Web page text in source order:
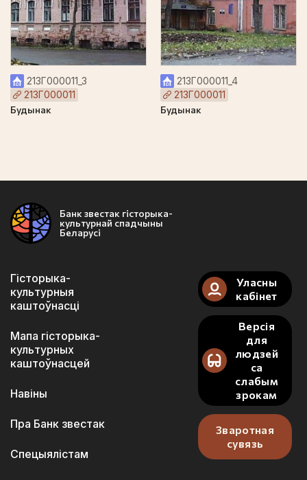
213Г000011_3
213Г000011
Будынак
213Г000011_4
213Г000011
Будынак
Банк звестак гісторыка-
культурнай спадчыны
Беларусі
Гісторыка-
культурныя
каштоўнасці
Мапа гісторыка-
культурных
каштоўнасцей
Навіны
Пра Банк звестак
Спецыялістам
Уласны
кабінет
Версія
для
людзей
са
слабым
зрокам
Зваротная
сувязь